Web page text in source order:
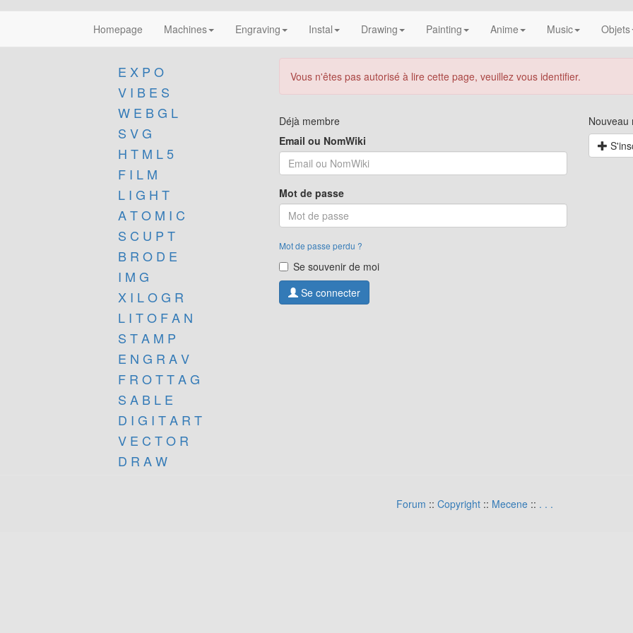
Homepage Machines Engraving Instal Drawing Painting Anime Music Objets
E X P O
V I B E S
W E B G L
S V G
H T M L 5
F I L M
L I G H T
A T O M I C
S C U P T
B R O D E
I M G
X I L O G R
L I T O F A N
S T A M P
E N G R A V
F R O T T A G
S A B L E
D I G I T A R T
V E C T O R
D R A W
Vous n'êtes pas autorisé à lire cette page, veuillez vous identifier.
Déjà membre
Email ou NomWiki
Mot de passe
Mot de passe perdu ?
Se souvenir de moi
Se connecter
Nouveau
Forum :: Copyright :: Mecene :: . . .